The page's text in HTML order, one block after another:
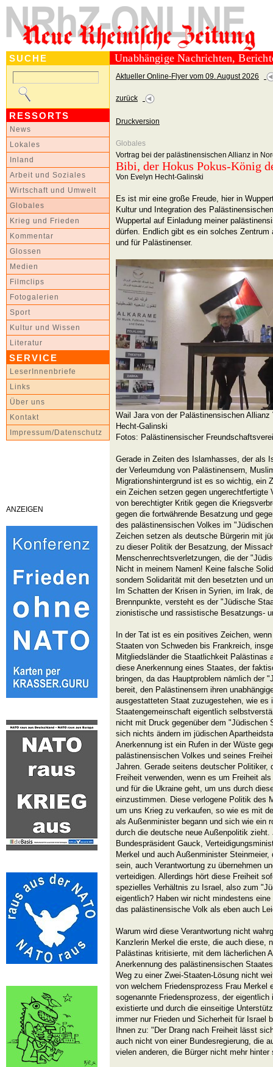
SUCHE
RESSORTS
News
Lokales
Inland
Arbeit und Soziales
Wirtschaft und Umwelt
Globales
Krieg und Frieden
Kommentar
Glossen
Medien
Filmclips
Fotogalerien
Sport
Kultur und Wissen
Literatur
SERVICE
LeserInnenbriefe
Links
Über uns
Kontakt
Impressum/Datenschutz
ANZEIGEN
Unabhängige Nachrichten,
Aktueller Online-Flyer vom 09. August 2026
zurück
Druckversion
Globales
Vortrag bei der palästinensischen Allianz in
Bibi, der Hokus Pokus-König
Von Evelyn Hecht-Galinski
Es ist mir eine große Freude, hier in
Kultur und Integration des
Wuppertal auf Einladung meiner
dürfen. Endlich gibt es ein solches
und für Palästinenser.
Wail Jara von der Palästinensischen
Hecht-Galinski
Fotos: Palästinensischer
Gerade in Zeiten des Islamhasses, der als
der Verleumdung von Palästinensern,
Migrationshintergrund ist es so wichtig, ein
ein Zeichen setzen gegen ungerechtfertigte
von berechtigter Kritik gegen die
gegen die fortwährende Besatzung und
des palästinensischen Volkes im
Zeichen setzen als deutsche Bürgerin mit
zu dieser Politik der Besatzung, der
Menschenrechtsverletzungen, die der
Nicht in meinem Namen! Keine falsche
sondern Solidarität mit den besetzten und
Im Schatten der Krisen in Syrien, im Irak,
Brennpunkte, versteht es der "Jüdische
zionistische und rassistische Besatzungs-
In der Tat ist es ein positives Zeichen,
Staaten von Schweden bis Frankreich,
Mitgliedsländer die Staatlichkeit Palästinas
diese Anerkennung eines Staates, der
bringen, da das Hauptproblem nämlich der
bereit, den Palästinensern ihren
ausgestatteten Staat zuzugestehen, wie es
Staatengemeinschaft eigentlich
nicht mit Druck gegenüber dem "Jüdischen
sich nichts ändern im jüdischen
Anerkennung ist ein Rufen in der Wüste
palästinensischen Volkes und seines
Jahren. Gerade seitens deutscher Politiker,
Freiheit verwenden, wenn es um Freiheit
und für die Ukraine geht, um uns durch
einzustimmen. Diese verlogene Politik des
um uns Krieg zu verkaufen, so wie es mit
als Außenminister begann und sich wie ein
durch die deutsche neue Außenpolitik
Bundespräsident Gauck,
Merkel und auch Außenminister
sein, auch Verantwortung zu übernehmen
verteidigen. Allerdings hört diese Freiheit
spezielles Verhältnis zu Israel, also zum
eigentlich? Haben wir nicht mindestens
das palästinensische Volk als eben auch
Warum wird diese Verantwortung nicht
Kanzlerin Merkel die erste, die auch diese,
Palästinas kritisierte, mit dem lächerlichen
Anerkennung des palästinensischen
Weg zu einer Zwei-Staaten-Lösung nicht
von welchem Friedensprozess Frau Merkel
sogenannte Friedensprozess, der eigentlich
existierte und durch die einseitige
immer nur Frieden und Sicherheit für Israel
Ihnen zu: "Der Drang nach Freiheit lässt
auch nicht von einer Bundesregierung, die
vielen anderen, die Bürger nicht mehr hinter